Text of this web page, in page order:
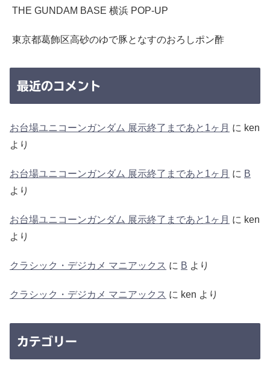
THE GUNDAM BASE 横浜 POP-UP
東京都葛飾区高砂のゆで豚となすのおろしポン酢
最近のコメント
お台場ユニコーンガンダム 展示終了まであと1ヶ月 に ken
より
お台場ユニコーンガンダム 展示終了まであと1ヶ月 に B
より
お台場ユニコーンガンダム 展示終了まであと1ヶ月 に ken
より
クラシック・デジカメ マニアックス に B より
クラシック・デジカメ マニアックス に ken より
カテゴリー